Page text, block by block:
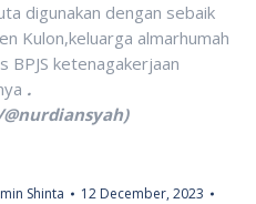
digunakan dengan sebaik
Kulon,keluarga almarhumah
BPJS ketenagakerjaan
.
Shinta
12 December, 2023